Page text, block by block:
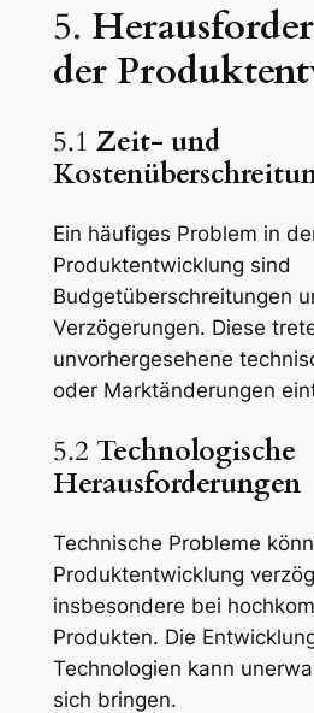
5.
der
5.1 Zeit- und
Ein häufiges Problem in
Produktentwicklung sind
Budgetüberschreitungen
Verzögerungen. Diese
unvorhergesehene
oder Marktänderungen
5.2 Technologische
Herausforderungen
Technische Probleme
Produktentwicklung
insbesondere bei
Produkten. Die
Technologien kann
sich bringen.